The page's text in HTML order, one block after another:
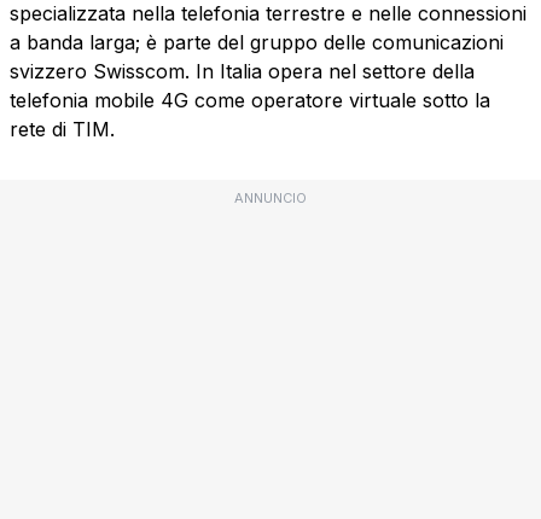
specializzata nella telefonia terrestre e nelle connessioni
a banda larga; è parte del gruppo delle comunicazioni
svizzero Swisscom. In Italia opera nel settore della
telefonia mobile 4G come operatore virtuale sotto la
rete di TIM.
ANNUNCIO